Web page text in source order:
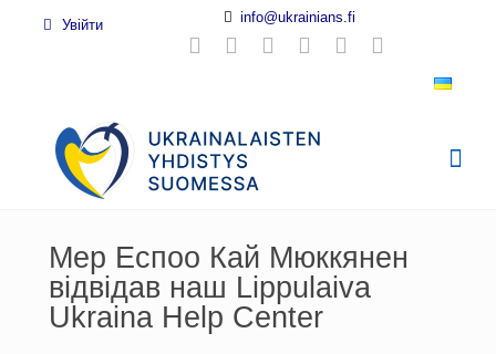
Увійти info@ukrainians.fi
Мер Еспоо Кай Мюккянен
відвідав наш Lippulaiva
Ukraina Help Center